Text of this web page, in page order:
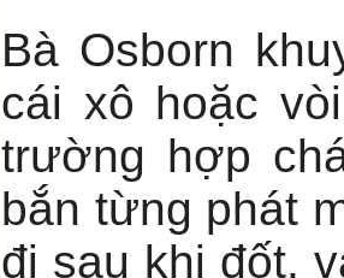
Bà Osborn
cái xô hoặc
trường hợp
bắn từng phát
đi sau khi đốt,